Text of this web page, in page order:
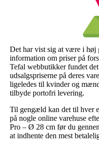
Det har vist sig at være i høj
information om priser på
Tefal webbutikker fundet
udsalgspriserne på deres
ligeledes til kvinder og
tilbyde portofri levering.
Til gengæld kan det til hver
på nogle online varehuse
Pro – Ø 28 cm før du
at indhente den mest